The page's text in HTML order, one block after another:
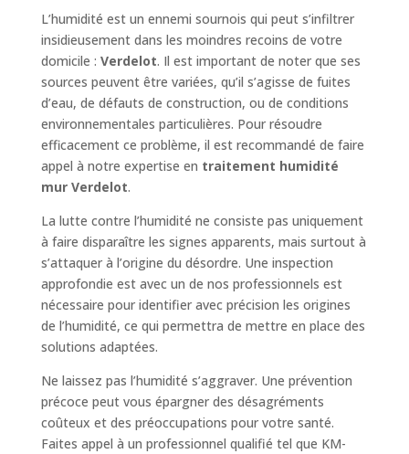
L’humidité est un ennemi sournois qui peut s’infiltrer
insidieusement dans les moindres recoins de votre
domicile : Verdelot. Il est important de noter que ses
sources peuvent être variées, qu’il s’agisse de fuites
d’eau, de défauts de construction, ou de conditions
environnementales particulières. Pour résoudre
efficacement ce problème, il est recommandé de faire
appel à notre expertise en traitement humidité
mur Verdelot.
La lutte contre l’humidité ne consiste pas uniquement
à faire disparaître les signes apparents, mais surtout à
s’attaquer à l’origine du désordre. Une inspection
approfondie est avec un de nos professionnels est
nécessaire pour identifier avec précision les origines
de l’humidité, ce qui permettra de mettre en place des
solutions adaptées.
Ne laissez pas l’humidité s’aggraver. Une prévention
précoce peut vous épargner des désagréments
coûteux et des préoccupations pour votre santé.
Faites appel à un professionnel qualifié tel que KM-